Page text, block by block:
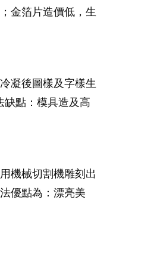
金箔片造價低，生
凝後圖樣及字樣生
缺點：模具造及高
機械切割機雕刻出
優點為：漂亮美